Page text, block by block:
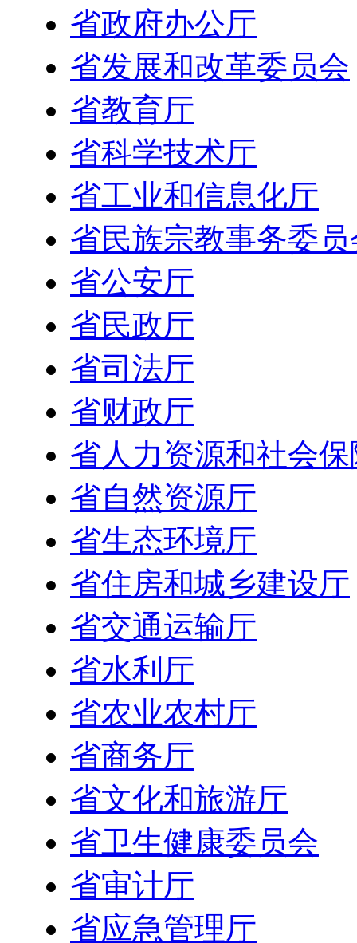
省政府办公厅
省发展和改革委员会
省教育厅
省科学技术厅
省工业和信息化厅
省民族宗教事务委员
省公安厅
省民政厅
省司法厅
省财政厅
省人力资源和社会
省自然资源厅
省生态环境厅
省住房和城乡建设厅
省交通运输厅
省水利厅
省农业农村厅
省商务厅
省文化和旅游厅
省卫生健康委员会
省审计厅
省应急管理厅